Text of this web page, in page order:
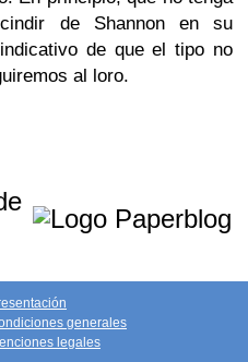
de Shannon en su
de que el tipo no
al loro.
generales
legales